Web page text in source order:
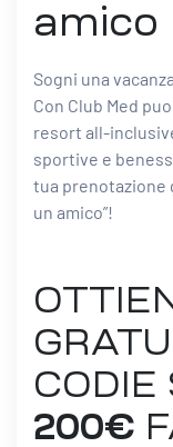
amico
Sogni una
Con Club Med
resort all-
sportive e
tua prenotazione
un amico”!
CODIE
200€